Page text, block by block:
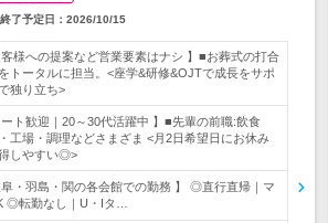
終了予定日： 2026/10/15
客様への提案など営業要素はナシ 】■お葬式の打合
トータルに担当。<座学&研修&OJTで成長をサポ
独り立ち>
ート歓迎｜20～30代活躍中 】■先輩の前職:飲食
工場・調理などさまざま <月2日希望日にお休み
しやすい◎>
阜・羽島・関の各会館での勤務 】 ◎直行直帰｜マ
◎転勤なし｜U・Iタ…